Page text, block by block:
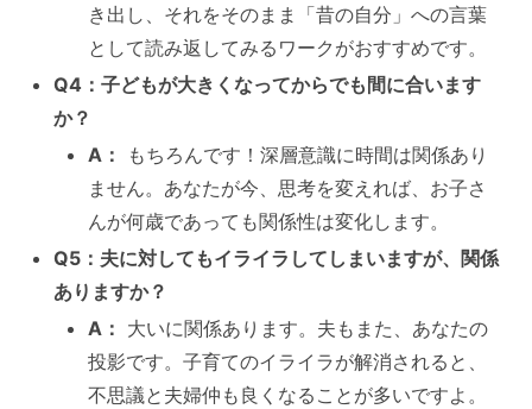
き出し、それをそのまま「昔の自分」への言葉
として読み返してみるワークがおすすめです。
Q4：子どもが大きくなってからでも間に合います
か？
A：
もちろんです！深層意識に時間は関係あり
ません。あなたが今、思考を変えれば、お子さ
んが何歳であっても関係性は変化します。
Q5：夫に対してもイライラしてしまいますが、関係
ありますか？
A： 大いに関係あります。夫もまた、あなたの
投影です。子育てのイライラが解消されると、
不思議と夫婦仲も良くなることが多いですよ。